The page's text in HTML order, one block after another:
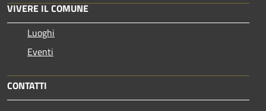
VIVERE IL COMUNE
Luoghi
Eventi
CONTATTI